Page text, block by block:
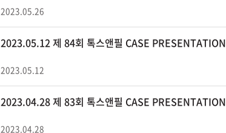
2023.05.26
2023.05.12 제 84회 톡스앤필 CASE PRESENTATION
2023.05.12
2023.04.28 제 83회 톡스앤필 CASE PRESENTATION
2023.04.28